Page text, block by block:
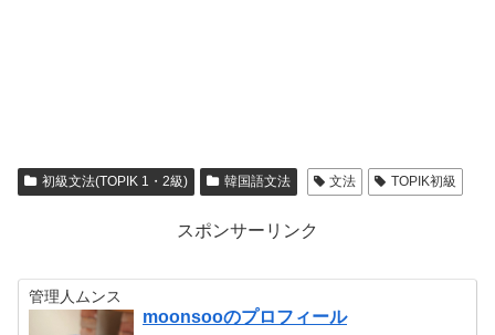
初級文法(TOPIK 1・2級) 韓国語文法 文法 TOPIK初級
スポンサーリンク
管理人ムンス
moonsooのプロフィール